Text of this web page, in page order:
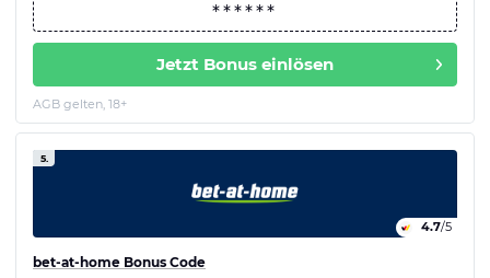
Jetzt Bonus einlösen
AGB gelten, 18+
5.
4.7/5
bet-at-home Bonus Code